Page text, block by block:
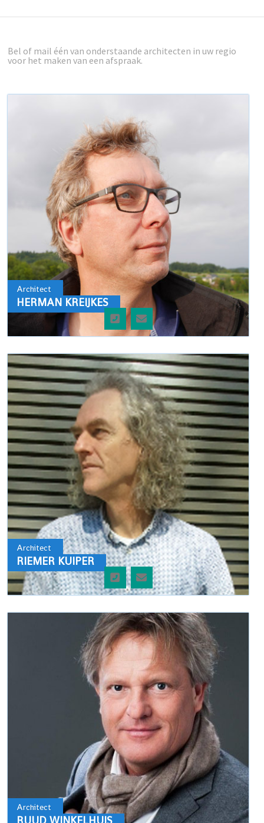
Bel of mail één van onderstaande architecten in uw regio
voor het maken van een afspraak.
Architect
HERMAN KREIJKES
Architect
RIEMER KUIPER
Architect